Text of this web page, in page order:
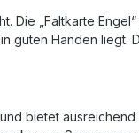
Die „Faltkarte
guten Händen
bietet